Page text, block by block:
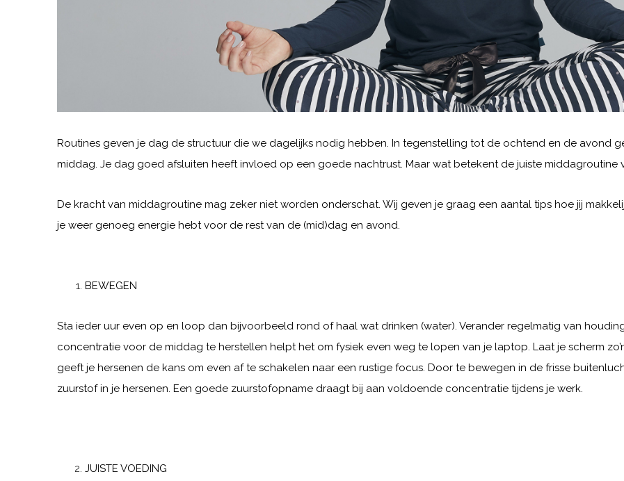
Routines geven je dag de structuur die we dagelijks nodig hebben. In tegenstelling tot de ochtend en de avond
middag. Je dag goed afsluiten heeft invloed op een goede nachtrust. Maar wat betekent de juiste middagroutine
De kracht van middagroutine mag zeker niet worden onderschat. Wij geven je graag een aantal tips hoe jij
je weer genoeg energie hebt voor de rest van de (mid)dag en avond.
BEWEGEN
Sta ieder uur even op en loop dan bijvoorbeeld rond of haal wat drinken (water). Verander regelmatig van
concentratie voor de middag te herstellen helpt het om fysiek even weg te lopen van je laptop. Laat je scherm
geeft je hersenen de kans om even af te schakelen naar een rustige focus. Door te bewegen in de frisse
zuurstof in je hersenen. Een goede zuurstofopname draagt bij aan voldoende concentratie tijdens je werk.
JUISTE VOEDING